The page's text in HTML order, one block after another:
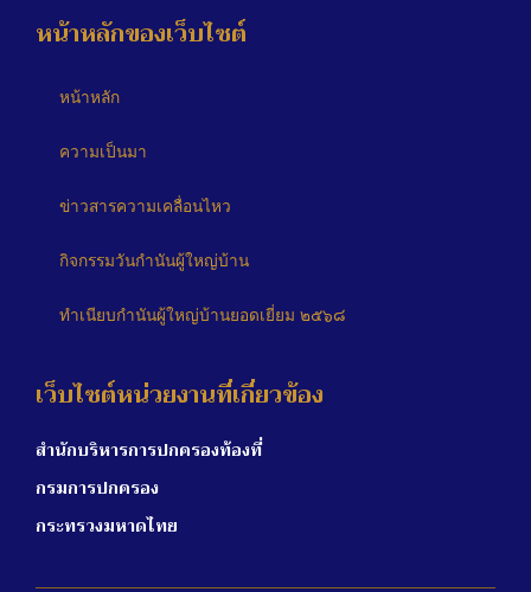
หน้าหลักของเว็บไซต์
หน้าหลัก
ความเป็นมา
ข่าวสารความเคลื่อนไหว
กิจกรรมวันกำนันผู้ใหญ่บ้าน
ทำเนียบกำนันผู้ใหญ่บ้านยอดเยี่ยม ๒๕๖๘
เว็บไซต์หน่วยงานที่เกี่ยวข้อง
สำนักบริหารการปกครองท้องที่
กรมการปกครอง
กระทรวงมหาดไทย